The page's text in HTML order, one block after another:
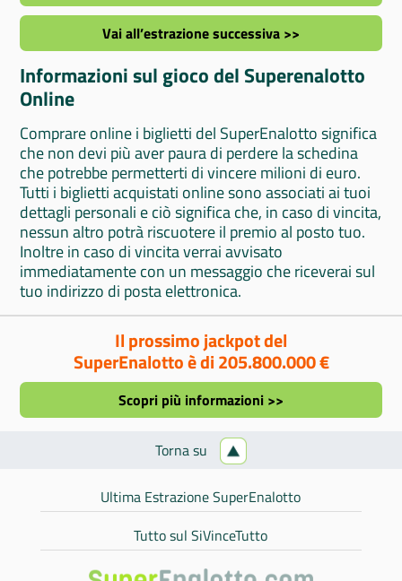
Vai all’estrazione successiva >>
Informazioni sul gioco del Superenalotto
Online
Comprare online i biglietti del SuperEnalotto significa
che non devi più aver paura di perdere la schedina
che potrebbe permetterti di vincere milioni di euro.
Tutti i biglietti acquistati online sono associati ai tuoi
dettagli personali e ciò significa che, in caso di vincita,
nessun altro potrà riscuotere il premio al posto tuo.
Inoltre in caso di vincita verrai avvisato
immediatamente con un messaggio che riceverai sul
tuo indirizzo di posta elettronica.
Il prossimo jackpot del
SuperEnalotto è di 205.800.000 €
Scopri più informazioni >>
Torna su
Ultima Estrazione SuperEnalotto
Tutto sul SiVinceTutto